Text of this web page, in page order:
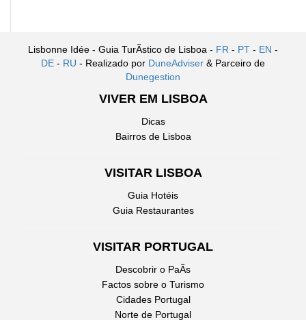
Lisbonne Idée - Guia TurÃ­stico de Lisboa - FR - PT - EN -
DE - RU - Realizado por DuneAdviser & Parceiro de
Dunegestion
VIVER EM LISBOA
Dicas
Bairros de Lisboa
VISITAR LISBOA
Guia Hotéis
Guia Restaurantes
VISITAR PORTUGAL
Descobrir o PaÃ­s
Factos sobre o Turismo
Cidades Portugal
Norte de Portugal